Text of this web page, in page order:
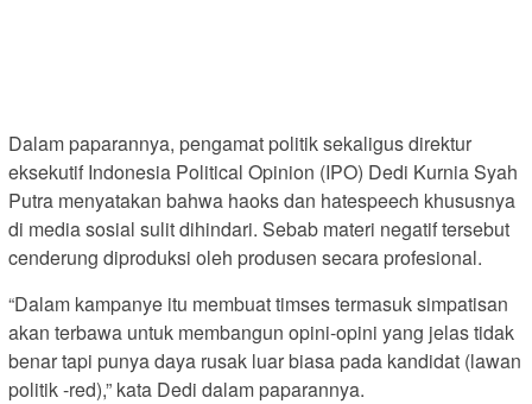
Dalam paparannya, pengamat politik sekaligus direktur
eksekutif Indonesia Political Opinion (IPO) Dedi Kurnia Syah
Putra menyatakan bahwa haoks dan hatespeech khususnya
di media sosial sulit dihindari. Sebab materi negatif tersebut
cenderung diproduksi oleh produsen secara profesional.
“Dalam kampanye itu membuat timses termasuk simpatisan
akan terbawa untuk membangun opini-opini yang jelas tidak
benar tapi punya daya rusak luar biasa pada kandidat (lawan
politik -red),” kata Dedi dalam paparannya.